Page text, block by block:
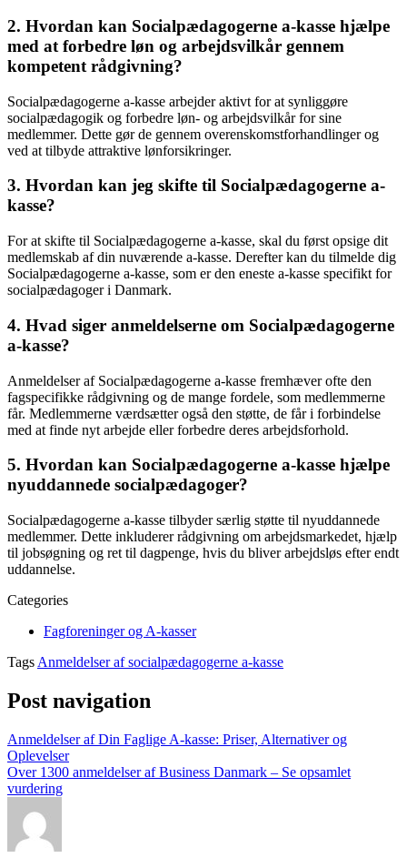
2. Hvordan kan Socialpædagogerne a-kasse hjælpe
med at forbedre løn og arbejdsvilkår gennem
kompetent rådgivning?
Socialpædagogerne a-kasse arbejder aktivt for at synliggøre
socialpædagogik og forbedre løn- og arbejdsvilkår for sine
medlemmer. Dette gør de gennem overenskomstforhandlinger og
ved at tilbyde attraktive lønforsikringer.
3. Hvordan kan jeg skifte til Socialpædagogerne a-
kasse?
For at skifte til Socialpædagogerne a-kasse, skal du først opsige dit
medlemskab af din nuværende a-kasse. Derefter kan du tilmelde dig
Socialpædagogerne a-kasse, som er den eneste a-kasse specifikt for
socialpædagoger i Danmark.
4. Hvad siger anmeldelserne om Socialpædagogerne
a-kasse?
Anmeldelser af Socialpædagogerne a-kasse fremhæver ofte den
fagspecifikke rådgivning og de mange fordele, som medlemmerne
får. Medlemmerne værdsætter også den støtte, de får i forbindelse
med at finde nyt arbejde eller forbedre deres arbejdsforhold.
5. Hvordan kan Socialpædagogerne a-kasse hjælpe
nyuddannede socialpædagoger?
Socialpædagogerne a-kasse tilbyder særlig støtte til nyuddannede
medlemmer. Dette inkluderer rådgivning om arbejdsmarkedet, hjælp
til jobsøgning og ret til dagpenge, hvis du bliver arbejdsløs efter endt
uddannelse.
Categories
Fagforeninger og A-kasser
Tags Anmeldelser af socialpædagogerne a-kasse
Post navigation
Anmeldelser af Din Faglige A-kasse: Priser, Alternativer og
Oplevelser
Over 1300 anmeldelser af Business Danmark – Se opsamlet
vurdering